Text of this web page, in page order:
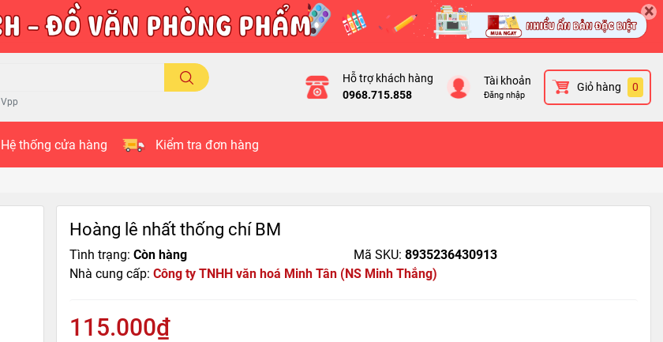
×
Vpp
Hỗ trợ khách hàng
0968.715.858
Tài khoản
Đăng nhập
Giỏ hàng 0
Hệ thống cửa hàng Kiểm tra đơn hàng
Hoàng lê nhất thống chí BM
Tình trạng: Còn hàng Mã SKU: 8935236430913
Nhà cung cấp: Công ty TNHH văn hoá Minh Tân (NS Minh Thắng)
115.000₫